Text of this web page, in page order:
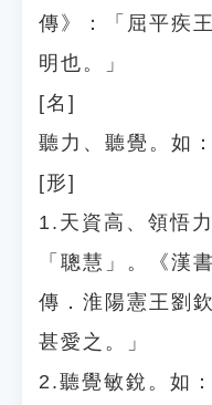
傳》：「屈平疾
明也。」
[名]
聽力、聽覺。如
[形]
1.天資高、領悟
「聰慧」。《漢
傳．淮陽憲王劉
甚愛之。」
2.聽覺敏銳。如